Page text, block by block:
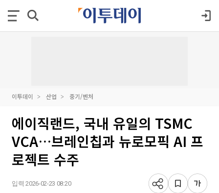
이투데이 산업 중기/벤처
에이직랜드, 국내 유일의 TSMC
VCA…브레인칩과 뉴로모픽 AI 프
로젝트 수주
입력 2026-02-23 08:20